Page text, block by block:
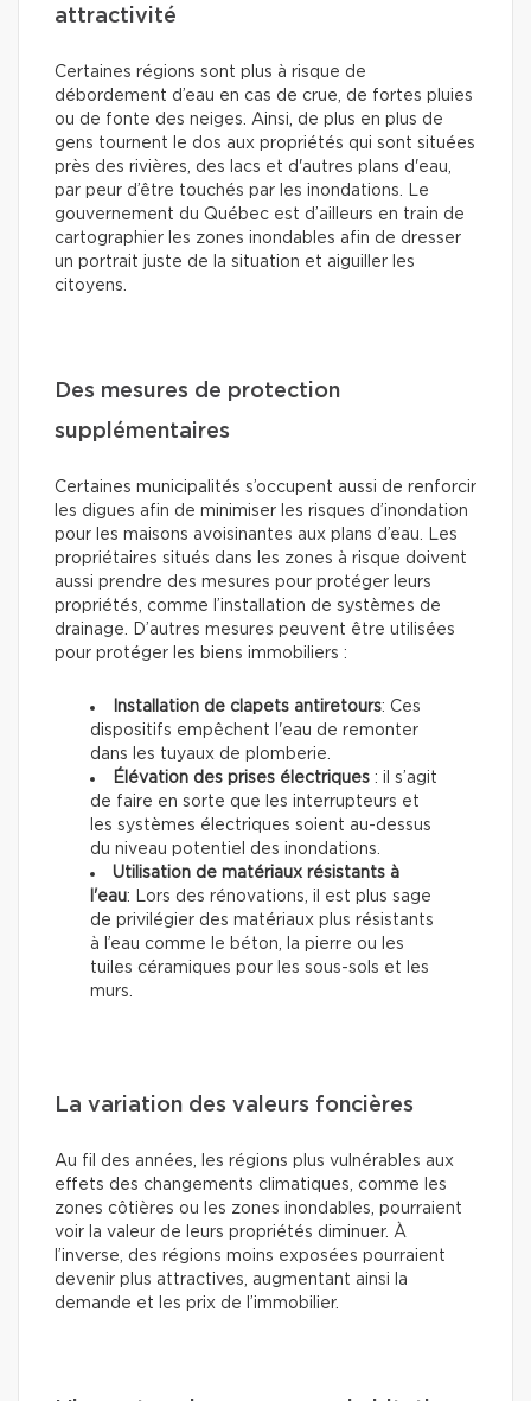
attractivité
Certaines régions sont plus à risque de
débordement d’eau en cas de crue, de fortes pluies
ou de fonte des neiges. Ainsi, de plus en plus de
gens tournent le dos aux propriétés qui sont situées
près des rivières, des lacs et d'autres plans d'eau,
par peur d’être touchés par les inondations. Le
gouvernement du Québec est d’ailleurs en train de
cartographier les zones inondables afin de dresser
un portrait juste de la situation et aiguiller les
citoyens.
Des mesures de protection
supplémentaires
Certaines municipalités s’occupent aussi de renforcir
les digues afin de minimiser les risques d’inondation
pour les maisons avoisinantes aux plans d’eau. Les
propriétaires situés dans les zones à risque doivent
aussi prendre des mesures pour protéger leurs
propriétés, comme l’installation de systèmes de
drainage. D’autres mesures peuvent être utilisées
pour protéger les biens immobiliers :
Installation de clapets antiretours: Ces
dispositifs empêchent l'eau de remonter
dans les tuyaux de plomberie.
Élévation des prises électriques : il s’agit
de faire en sorte que les interrupteurs et
les systèmes électriques soient au-dessus
du niveau potentiel des inondations.
Utilisation de matériaux résistants à
l'eau: Lors des rénovations, il est plus sage
de privilégier des matériaux plus résistants
à l’eau comme le béton, la pierre ou les
tuiles céramiques pour les sous-sols et les
murs.
La variation des valeurs foncières
Au fil des années, les régions plus vulnérables aux
effets des changements climatiques, comme les
zones côtières ou les zones inondables, pourraient
voir la valeur de leurs propriétés diminuer. À
l’inverse, des régions moins exposées pourraient
devenir plus attractives, augmentant ainsi la
demande et les prix de l’immobilier.